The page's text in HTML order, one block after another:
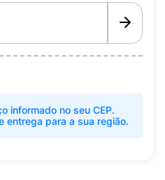
informado no seu CEP.
entrega para a sua região.